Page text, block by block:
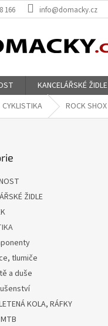
166 info@domacky.cz
KANCELÁŘSKÉ ŽIDLE
CYKLISTIKA ROCK SHOX
ŽIDLE
tlumiče
a duše
KOLA, RÁFKY